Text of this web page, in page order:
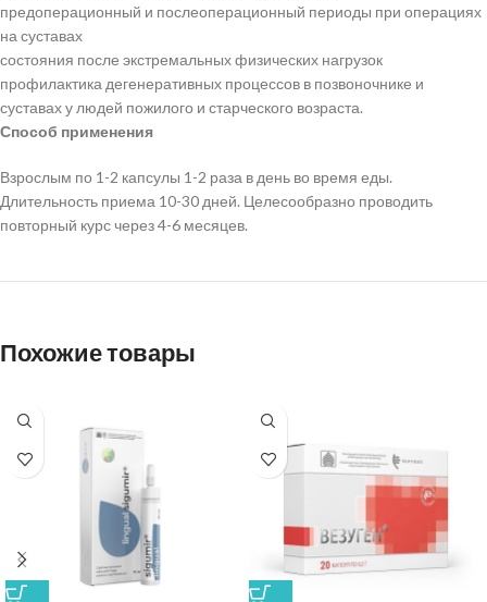
предоперационный и послеоперационный периоды при операциях
на суставах
состояния после экстремальных физических нагрузок
профилактика дегенеративных процессов в позвоночнике и
суставах у людей пожилого и старческого возраста.
Способ применения
Взрослым по 1-2 капсулы 1-2 раза в день во время еды.
Длительность приема 10-30 дней. Целесообразно проводить
повторный курс через 4-6 месяцев.
Похожие товары